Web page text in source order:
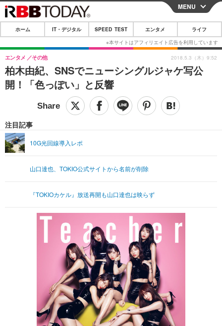
CLOSE
ホーム
IT・デジタル
IT・デジタルTOP スマートフォン
ショッピング その他
SPEED TEST
エンタメTOP 映画・ドラマ
グラビア
ショッピング
ライフTOP
リリース一覧
MENU
ホーム IT・デジタル SPEED TEST エンタメ ライフ
柏木由紀、SNSでニューシングルジャケ写公
開！「色っぽい」と反響
エンタメ その他
注目記事
10G光回線導入レポ
山口達也、TOKIO公式サイトから名前が削除
『TOKIOカケル』放送再開も山口達也は映らず
2018.5.3（木）9:52